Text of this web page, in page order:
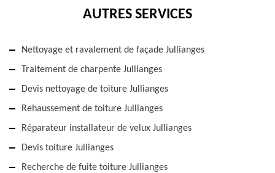
AUTRES SERVICES
Nettoyage et ravalement de façade Jullianges
Traitement de charpente Jullianges
Devis nettoyage de toiture Jullianges
Rehaussement de toiture Jullianges
Réparateur installateur de velux Jullianges
Devis toiture Jullianges
Recherche de fuite toiture Jullianges